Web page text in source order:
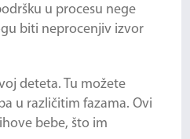
u procesu nege
biti neprocenjiv izvor
deteta. Tu možete
u različitim fazama. Ovi
bebe, što im